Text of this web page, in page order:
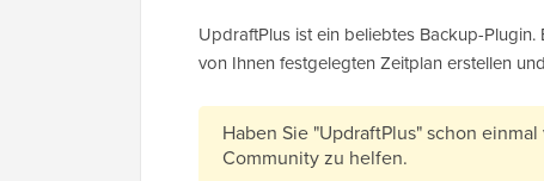
UpdraftPlus ist ein beliebtes Backup-
von Ihnen festgelegten Zeitplan erstellen
Haben Sie "UpdraftPlus" schon
Community zu helfen.